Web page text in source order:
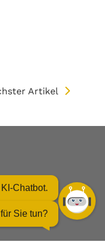
Artikel
Chatbot.
Sie tun?